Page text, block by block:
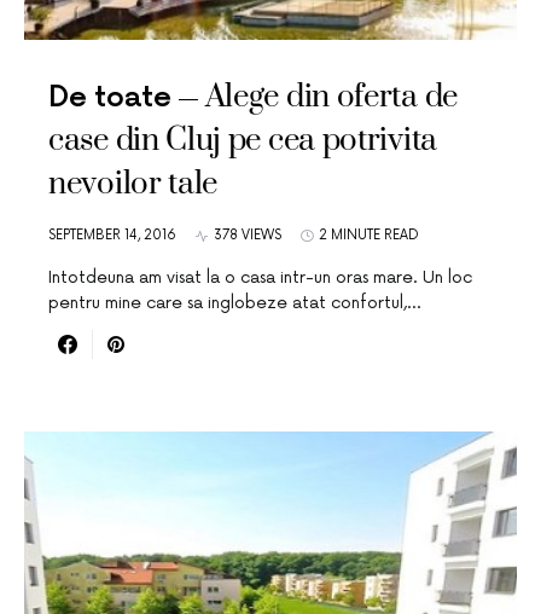
De toate
Alege din oferta de
case din Cluj pe cea potrivita
nevoilor tale
SEPTEMBER 14, 2016 378 VIEWS 2 MINUTE READ
Intotdeuna am visat la o casa intr-un oras mare. Un loc
pentru mine care sa inglobeze atat confortul,…